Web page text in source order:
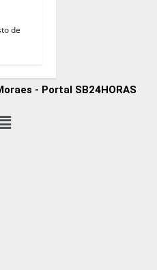
de
- Portal SB24HORAS